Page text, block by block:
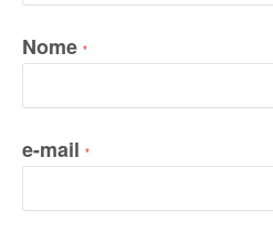
Nome *
e-mail *